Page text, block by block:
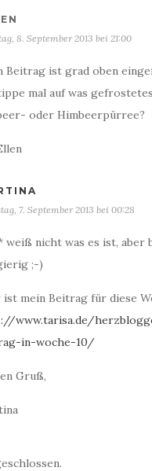
8. September 2013 bei 21:00
Beitrag ist grad oben
mal auf was
oder Himbeerpürree?
7. September 2013 bei 00:28
weiß nicht was es ist, aber
;-)
ist mein Beitrag für diese
www.tarisa.de/
in-woche-10/
Gruß,